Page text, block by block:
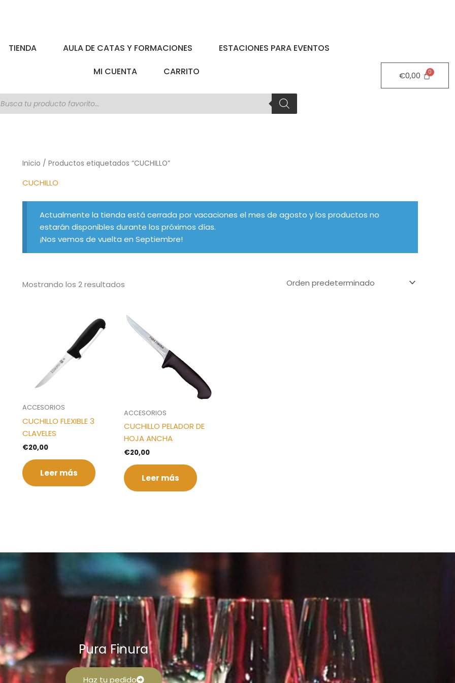
TIENDA AULA DE CATAS Y FORMACIONES
ESTACIONES PARA EVENTOS
MI CUENTA
CARRITO €0,00
Inicio / Productos etiquetados “CUCHILLO”
CUCHILLO
Actualmente la tienda está cerrada por vacaciones el mes de agosto y los productos no
estarán disponibles durante los próximos días.
¡Nos vemos de vuelta en Septiembre!
Mostrando los 2 resultados
ACCESORIOS
CUCHILLO FLEXIBLE 3
CLAVELES
€20,00
Leer más
ACCESORIOS
CUCHILLO PELADOR DE
HOJA ANCHA
€20,00
Leer más
Pura Finura
Haz tu pedido